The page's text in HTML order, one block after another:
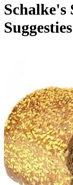
Schalke's
Suggesties